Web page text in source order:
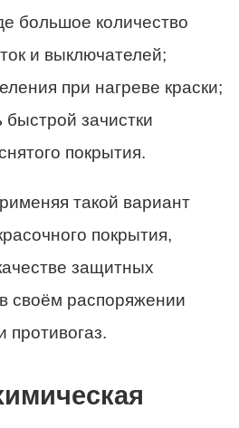
большое количество
и выключателей;
при нагреве краски;
зачистки
покрытия.
такой вариант
покрытия,
защитных
своём распоряжении
противогаз.